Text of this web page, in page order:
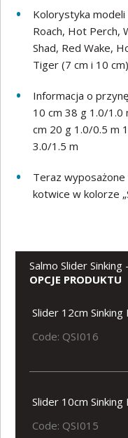
Kolorystyka modeli
Roach, Hot Perch,
Shad, Red Wake,
Tiger (7 cm i 10 cm)
Informacja o
10 cm 38 g 1.0/1.0
cm 20 g 1.0/0.5 m
3.0/1.5 m
Teraz wyposażone
kotwice w kolorze
Salmo Slider Sinking
OPCJE PRODUKTU
Slider 12cm Sinking
Code: QSI016
Slider 10cm Sinking
Code: QSI015